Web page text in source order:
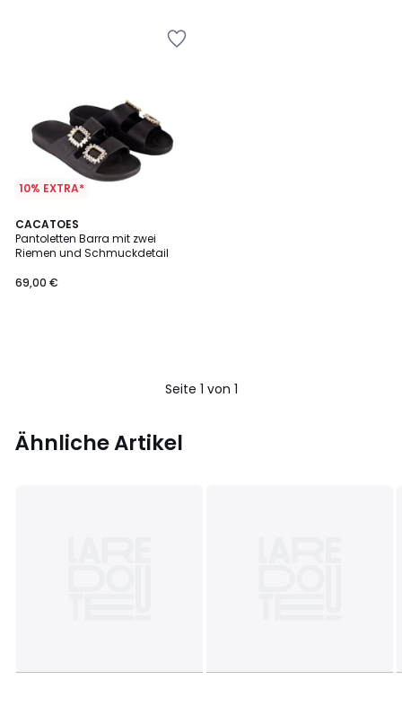
10% EXTRA*
CACATOES
Pantoletten Barra mit zwei
Riemen und Schmuckdetail
69,00 €
Seite 1 von 1
Ähnliche Artikel